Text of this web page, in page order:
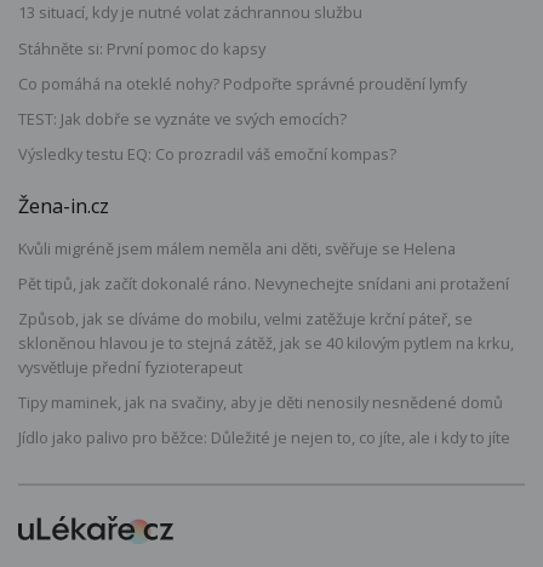
13 situací, kdy je nutné volat záchrannou službu
Stáhněte si: První pomoc do kapsy
Co pomáhá na oteklé nohy? Podpořte správné proudění lymfy
TEST: Jak dobře se vyznáte ve svých emocích?
Výsledky testu EQ: Co prozradil váš emoční kompas?
Žena-in.cz
Kvůli migréně jsem málem neměla ani děti, svěřuje se Helena
Pět tipů, jak začít dokonalé ráno. Nevynechejte snídani ani protažení
Způsob, jak se díváme do mobilu, velmi zatěžuje krční páteř, se
skloněnou hlavou je to stejná zátěž, jak se 40 kilovým pytlem na krku,
vysvětluje přední fyzioterapeut
Tipy maminek, jak na svačiny, aby je děti nenosily nesnědené domů
Jídlo jako palivo pro běžce: Důležité je nejen to, co jíte, ale i kdy to jíte